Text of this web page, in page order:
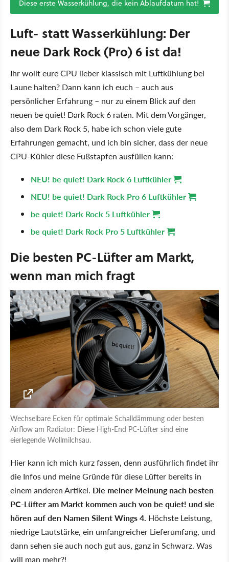
Diese erste Wasserkühlung, die kein Ablaufdatum hat!
Luft- statt Wasserkühlung: Der
neue Dark Rock (Pro) 6 ist da!
Ihr wollt eure CPU lieber klassisch mit Luftkühlung bei
Laune halten? Dann kann ich euch – auch aus
persönlicher Erfahrung – nur zu einem Blick auf den
neuen be quiet! Dark Rock 6 raten. Mit dem Vorgänger,
also dem Dark Rock 5, habe ich schon viele gute
Erfahrungen gemacht, und ich bin sicher, dass der neue
CPU-Kühler diese Fußstapfen ausfüllen kann:
NEU! be quiet! Dark Rock 6 Luftkühler
NEU! be quiet! Dark Rock Pro 6 Luftkühler
be quiet! Dark Rock 5 Luftkühler
be quiet! Dark Rock Pro 5 Luftkühler
Die besten PC-Lüfter am Markt,
wenn man mich fragt
Wechselbare Ecken für optimale Schalldämmung oder besten
Airflow am Radiator: Diese High-End PC-Lüfter sind eine
eierlegende Wollmilchsau.
Hier kann ich mich kurz fassen, denn ausführlich findet ihr
die Infos und meine Gründe für diese Lüfter bereits in
einem anderen Artikel. Die meiner Meinung nach besten
PC-Lüfter am Markt kommen auch von be quiet! und sie
hören auf den Namen Silent Wings 4. Höchste Leistung,
niedrige Lautstärke, ein umfangreicher Lieferumfang, und
dann sehen sie auch noch gut aus, ganz in Schwarz. Was
will man mehr?!